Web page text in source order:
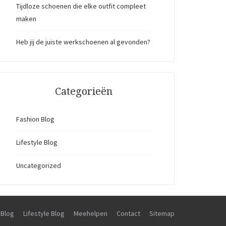
Tijdloze schoenen die elke outfit compleet
maken
Heb jij de juiste werkschoenen al gevonden?
Categorieën
Fashion Blog
Lifestyle Blog
Uncategorized
Lifestyle Blog Meehelpen Contact Sitemap